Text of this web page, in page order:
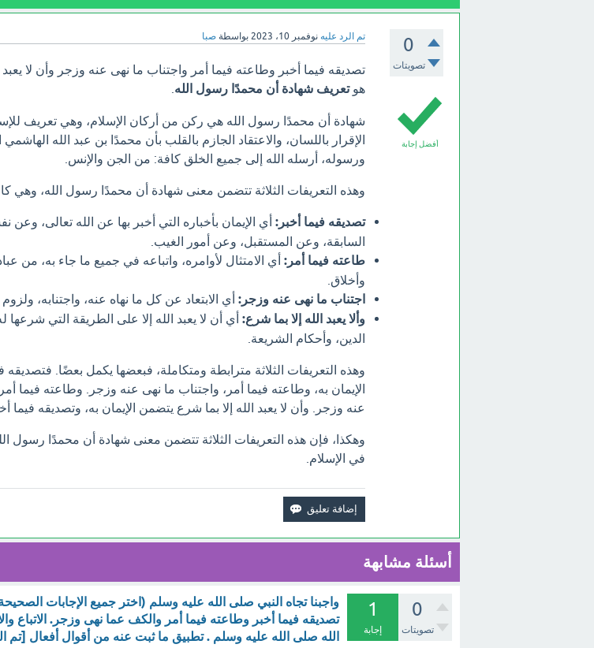
0
تصويتات
تم الرد عليه نوفمبر 10، 2023 بواسطة صبا
أفضل إجابة
تصديقه فيما أخبر وطاعته فيما أمر واجتناب ما نهى عنه وزجر وأن لا يعبد
هوتعريف شهادة أن محمدًا رسول الله
شهادة أن محمدًا رسول الله هي ركن من أركان الإسلام، وهي تعريف
الإقرار باللسان، والاعتقاد الجازم بالقلب بأن محمدًا بن عبد الله
ورسوله، أرسله الله إلى جميع الخلق كافة: من الجن والإنس.
وهذه التعريفات الثلاثة تتضمن معنى شهادة أن محمدًا رسول الله، وهي
تصديقه فيما أخبر:أي الإيمان بأخباره التي أخبر بها عن الله تعالى، وعن
السابقة، وعن المستقبل، وعن أمور الغيب.
طاعته فيما أمر:أي الامتثال لأوامره، واتباعه في جميع ما جاء به، من
وأخلاق.
اجتناب ما نهى عنه وزجر:أي الابتعاد عن كل ما نهاه عنه، واجتنابه، ولزوم
وألا يعبد الله إلا بما شرع:أي أن لا يعبد الله إلا على الطريقة التي
الدين، وأحكام الشريعة.
وهذه التعريفات الثلاثة مترابطة ومتكاملة، فبعضها يكمل بعضًا. فتصديقه
الإيمان به، وطاعته فيما أمر، واجتناب ما نهى عنه وزجر. وطاعته فيما
عنه وزجر. وأن لا يعبد الله إلا بما شرع يتضمن الإيمان به، وتصديقه فيما
وهكذا، فإن هذه التعريفات الثلاثة تتضمن معنى شهادة أن محمدًا رسول
في الإسلام.
أسئلة مشابهة
0
تصويتات
1
إجابة
واجبنا تجاه النبي صلى الله عليه وسلم (اختر جميع الإجابات
تصديقه فيما أخبر وطاعته فيما أمر والكف عما نهى وزجر. الاتباع
الله صلى الله عليه وسلم . تطبيق ما ثبت عنه من أقوال أفعال [تم